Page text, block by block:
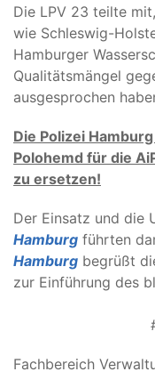
Die LPV 23 teilte
wie Schleswig-
Hamburger
Qualitätsmängel
ausgesprochen
Die Polizei
Polohemd für die
zu ersetzen!
Der Einsatz und die
Hamburg führten
Hamburg begrüßt
zur Einführung des